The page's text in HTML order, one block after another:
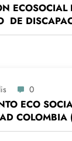
ECOSOCIAL
DE
MOSODIC- A
DE LA
MARTA, 7 Y 8
2025
0
ECO
COLOMBIA
EN